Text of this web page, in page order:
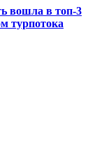
вошла в топ-3
турпотока